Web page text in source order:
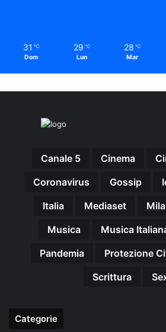
31 ℃
Dom
29 ℃
Lun
28 ℃
Mar
Canale 5 Cinema
Coronavirus
Gossip
Italia
Mediaset
Musica
Musica
Pandemia
Protezione
Scrittura
Categorie